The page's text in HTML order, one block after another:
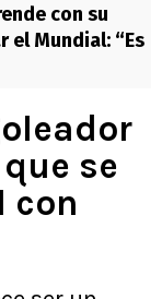
con su
el Mundial: “Es
se
con